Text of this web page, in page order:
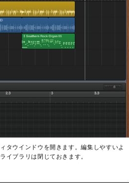
タウインドウを開きます。編集しやすいよ
イブラリは閉じておきます。